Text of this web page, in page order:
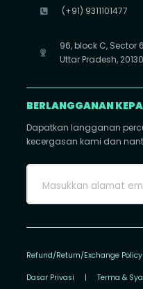
(+91) 9311101477
96, block C, Sector
Uttar Pradesh,
BERLANGGANAN
Dapatkan langganan
kecergasan kami dan
Refund/Return/Exchange Policy
Dasar Privasi | Terma &